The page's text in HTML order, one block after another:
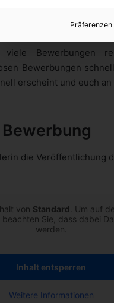
du vor der Kamera
bewerben.
zumindest ein lockeres
viele
Bewerbungen
erscheint und euch
die Veröffentlichung
von Standard . Um auf
Sie, dass dabei
werden.
Inhalt entsperren
Weitere Informationen
Präferenzen